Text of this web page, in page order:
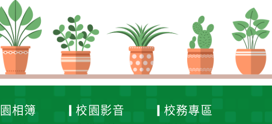
相簿 校園影音 校務專區